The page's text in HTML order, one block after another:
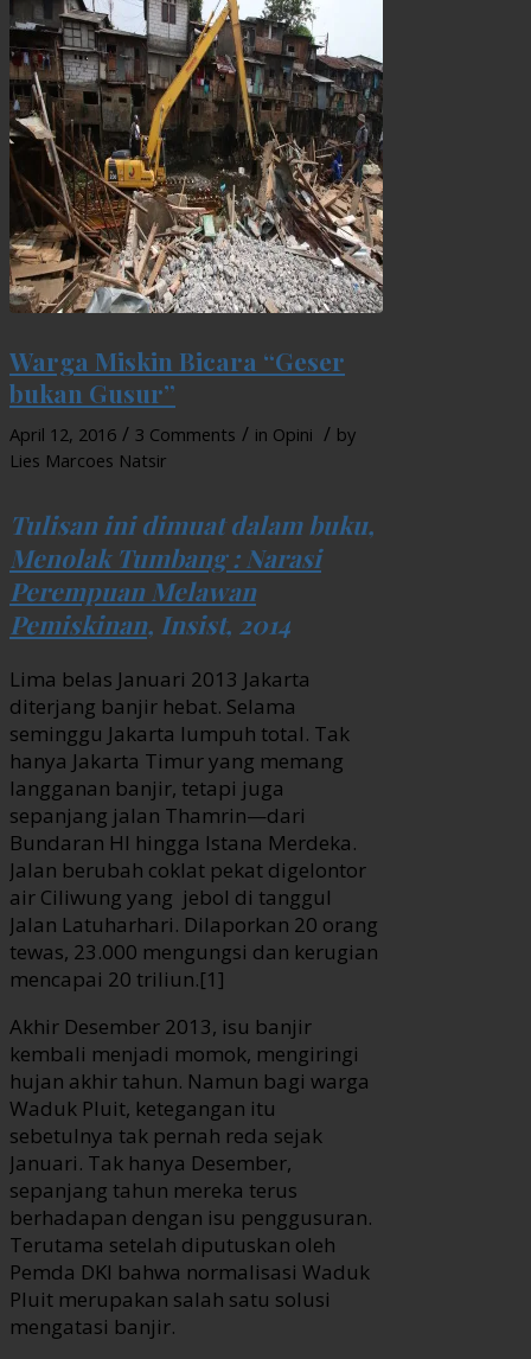
Warga Miskin Bicara “Geser
bukan Gusur”
April 12, 2016 / 3 Comments / in Opini / by
Lies Marcoes Natsir
Tulisan ini dimuat dalam buku,
Menolak Tumbang : Narasi
Perempuan Melawan
Pemiskinan, Insist, 2014
Lima belas Januari 2013 Jakarta
diterjang banjir hebat. Selama
seminggu Jakarta lumpuh total. Tak
hanya Jakarta Timur yang memang
langganan banjir, tetapi juga
sepanjang jalan Thamrin—dari
Bundaran HI hingga Istana Merdeka.
Jalan berubah coklat pekat digelontor
air Ciliwung yang jebol di tanggul
Jalan Latuharhari. Dilaporkan 20 orang
tewas, 23.000 mengungsi dan kerugian
mencapai 20 triliun.[1]
Akhir Desember 2013, isu banjir
kembali menjadi momok, mengiringi
hujan akhir tahun. Namun bagi warga
Waduk Pluit, ketegangan itu
sebetulnya tak pernah reda sejak
Januari. Tak hanya Desember,
sepanjang tahun mereka terus
berhadapan dengan isu penggusuran.
Terutama setelah diputuskan oleh
Pemda DKI bahwa normalisasi Waduk
Pluit merupakan salah satu solusi
mengatasi banjir.